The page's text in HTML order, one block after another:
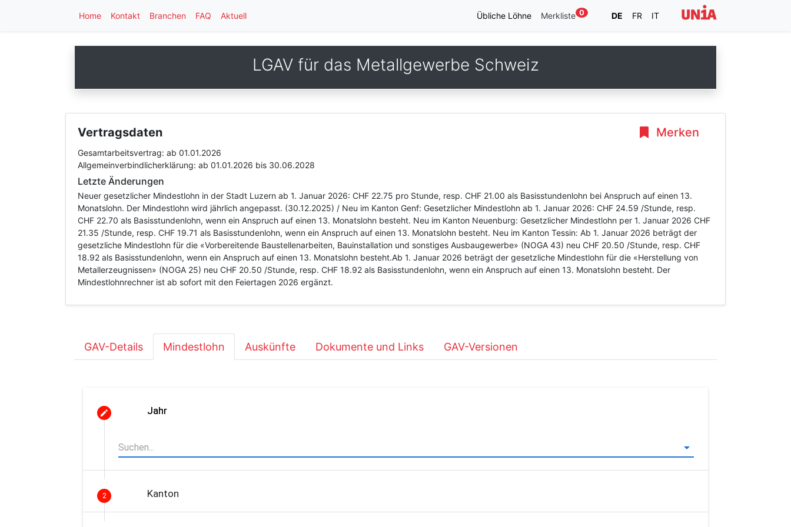
Home Kontakt Branchen FAQ Aktuell Übliche Löhne Merkliste 0 DE FR IT
LGAV für das Metallgewerbe Schweiz
Merken
Vertragsdaten
Gesamtarbeitsvertrag: ab 01.01.2026
Allgemeinverbindlicherklärung: ab 01.01.2026 bis 30.06.2028
Letzte Änderungen
Neuer gesetzlicher Mindestlohn in der Stadt Luzern ab 1. Januar 2026: CHF 22.75 pro Stunde, resp. CHF 21.00 als Basisstundenlohn bei Anspruch auf einen 13.
Monatslohn. Der Mindestlohn wird jährlich angepasst. (30.12.2025) / Neu im Kanton Genf: Gesetzlicher Mindestlohn ab 1. Januar 2026: CHF 24.59 /Stunde, resp.
CHF 22.70 als Basisstundenlohn, wenn ein Anspruch auf einen 13. Monatslohn besteht. Neu im Kanton Neuenburg: Gesetzlicher Mindestlohn per 1. Januar 2026 CHF
21.35 /Stunde, resp. CHF 19.71 als Basisstundenlohn, wenn ein Anspruch auf einen 13. Monatslohn besteht. Neu im Kanton Tessin: Ab 1. Januar 2026 beträgt der
gesetzliche Mindestlohn für die «Vorbereitende Baustellenarbeiten, Bauinstallation und sonstiges Ausbaugewerbe» (NOGA 43) neu CHF 20.50 /Stunde, resp. CHF
18.92 als Basisstundenlohn, wenn ein Anspruch auf einen 13. Monatslohn besteht.Ab 1. Januar 2026 beträgt der gesetzliche Mindestlohn für die «Herstellung von
Metallerzeugnissen» (NOGA 25) neu CHF 20.50 /Stunde, resp. CHF 18.92 als Basisstundenlohn, wenn ein Anspruch auf einen 13. Monatslohn besteht. Der
Mindestlohnrechner ist ab sofort mit den Feiertagen 2026 ergänzt.
GAV-Details Mindestlohn Auskünfte Dokumente und Links GAV-Versionen
Jahr
2 Kanton